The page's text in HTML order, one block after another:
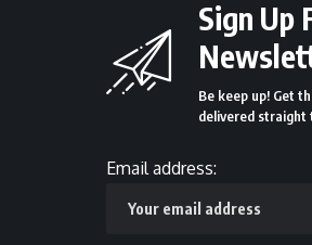
Sign Up
Be keep up! Get
delivered straight
Email address: